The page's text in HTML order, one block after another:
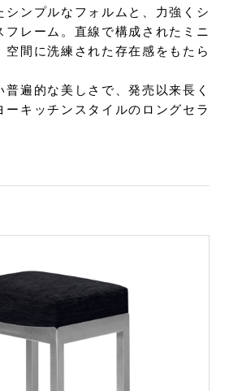
シンプルなフォルムと、力強くシ
フレーム。直線で構成されたミニ
空間に洗練された存在感をもたら
遍的な美しさで、発売以来長く
ーキッチンスタイルのロングセラ